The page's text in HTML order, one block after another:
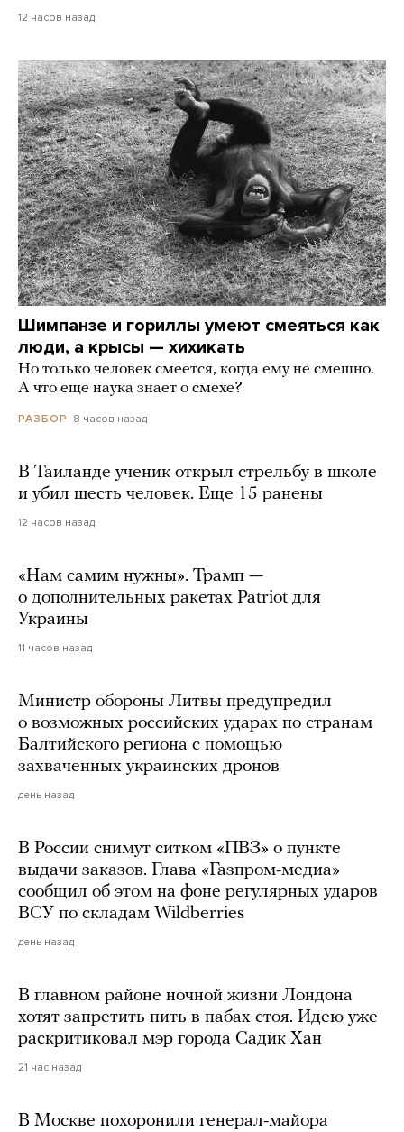
12 часов назад
Шимпанзе и гориллы умеют смеяться как
люди, а крысы — хихикать
Но только человек смеется, когда ему не смешно.
А что еще наука знает о смехе?
РАЗБОР 8 часов назад
В Таиланде ученик открыл стрельбу в школе
и убил шесть человек. Еще 15 ранены
12 часов назад
«Нам самим нужны». Трамп —
о дополнительных ракетах Patriot для
Украины
11 часов назад
Министр обороны Литвы предупредил
о возможных российских ударах по странам
Балтийского региона с помощью
захваченных украинских дронов
день назад
В России снимут ситком «ПВЗ» о пункте
выдачи заказов. Глава «Газпром-медиа»
сообщил об этом на фоне регулярных ударов
ВСУ по складам Wildberries
день назад
В главном районе ночной жизни Лондона
хотят запретить пить в пабах стоя. Идею уже
раскритиковал мэр города Садик Хан
21 час назад
В Москве похоронили генерал-майора